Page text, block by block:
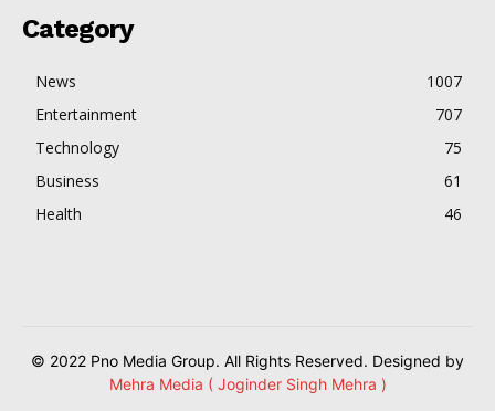
Category
News
1007
Entertainment
707
Technology
75
Business
61
Health
46
© 2022 Pno Media Group. All Rights Reserved. Designed by
Mehra Media ( Joginder Singh Mehra )